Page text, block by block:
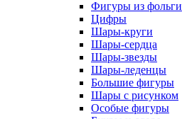
Фигуры из фольги
Цифры
Шары-круги
Шары-сердца
Шары-звезды
Шары-леденцы
Большие фигуры
Шары с рисунком
Особые фигуры